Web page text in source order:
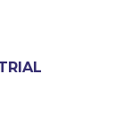
INDUSTRIAL